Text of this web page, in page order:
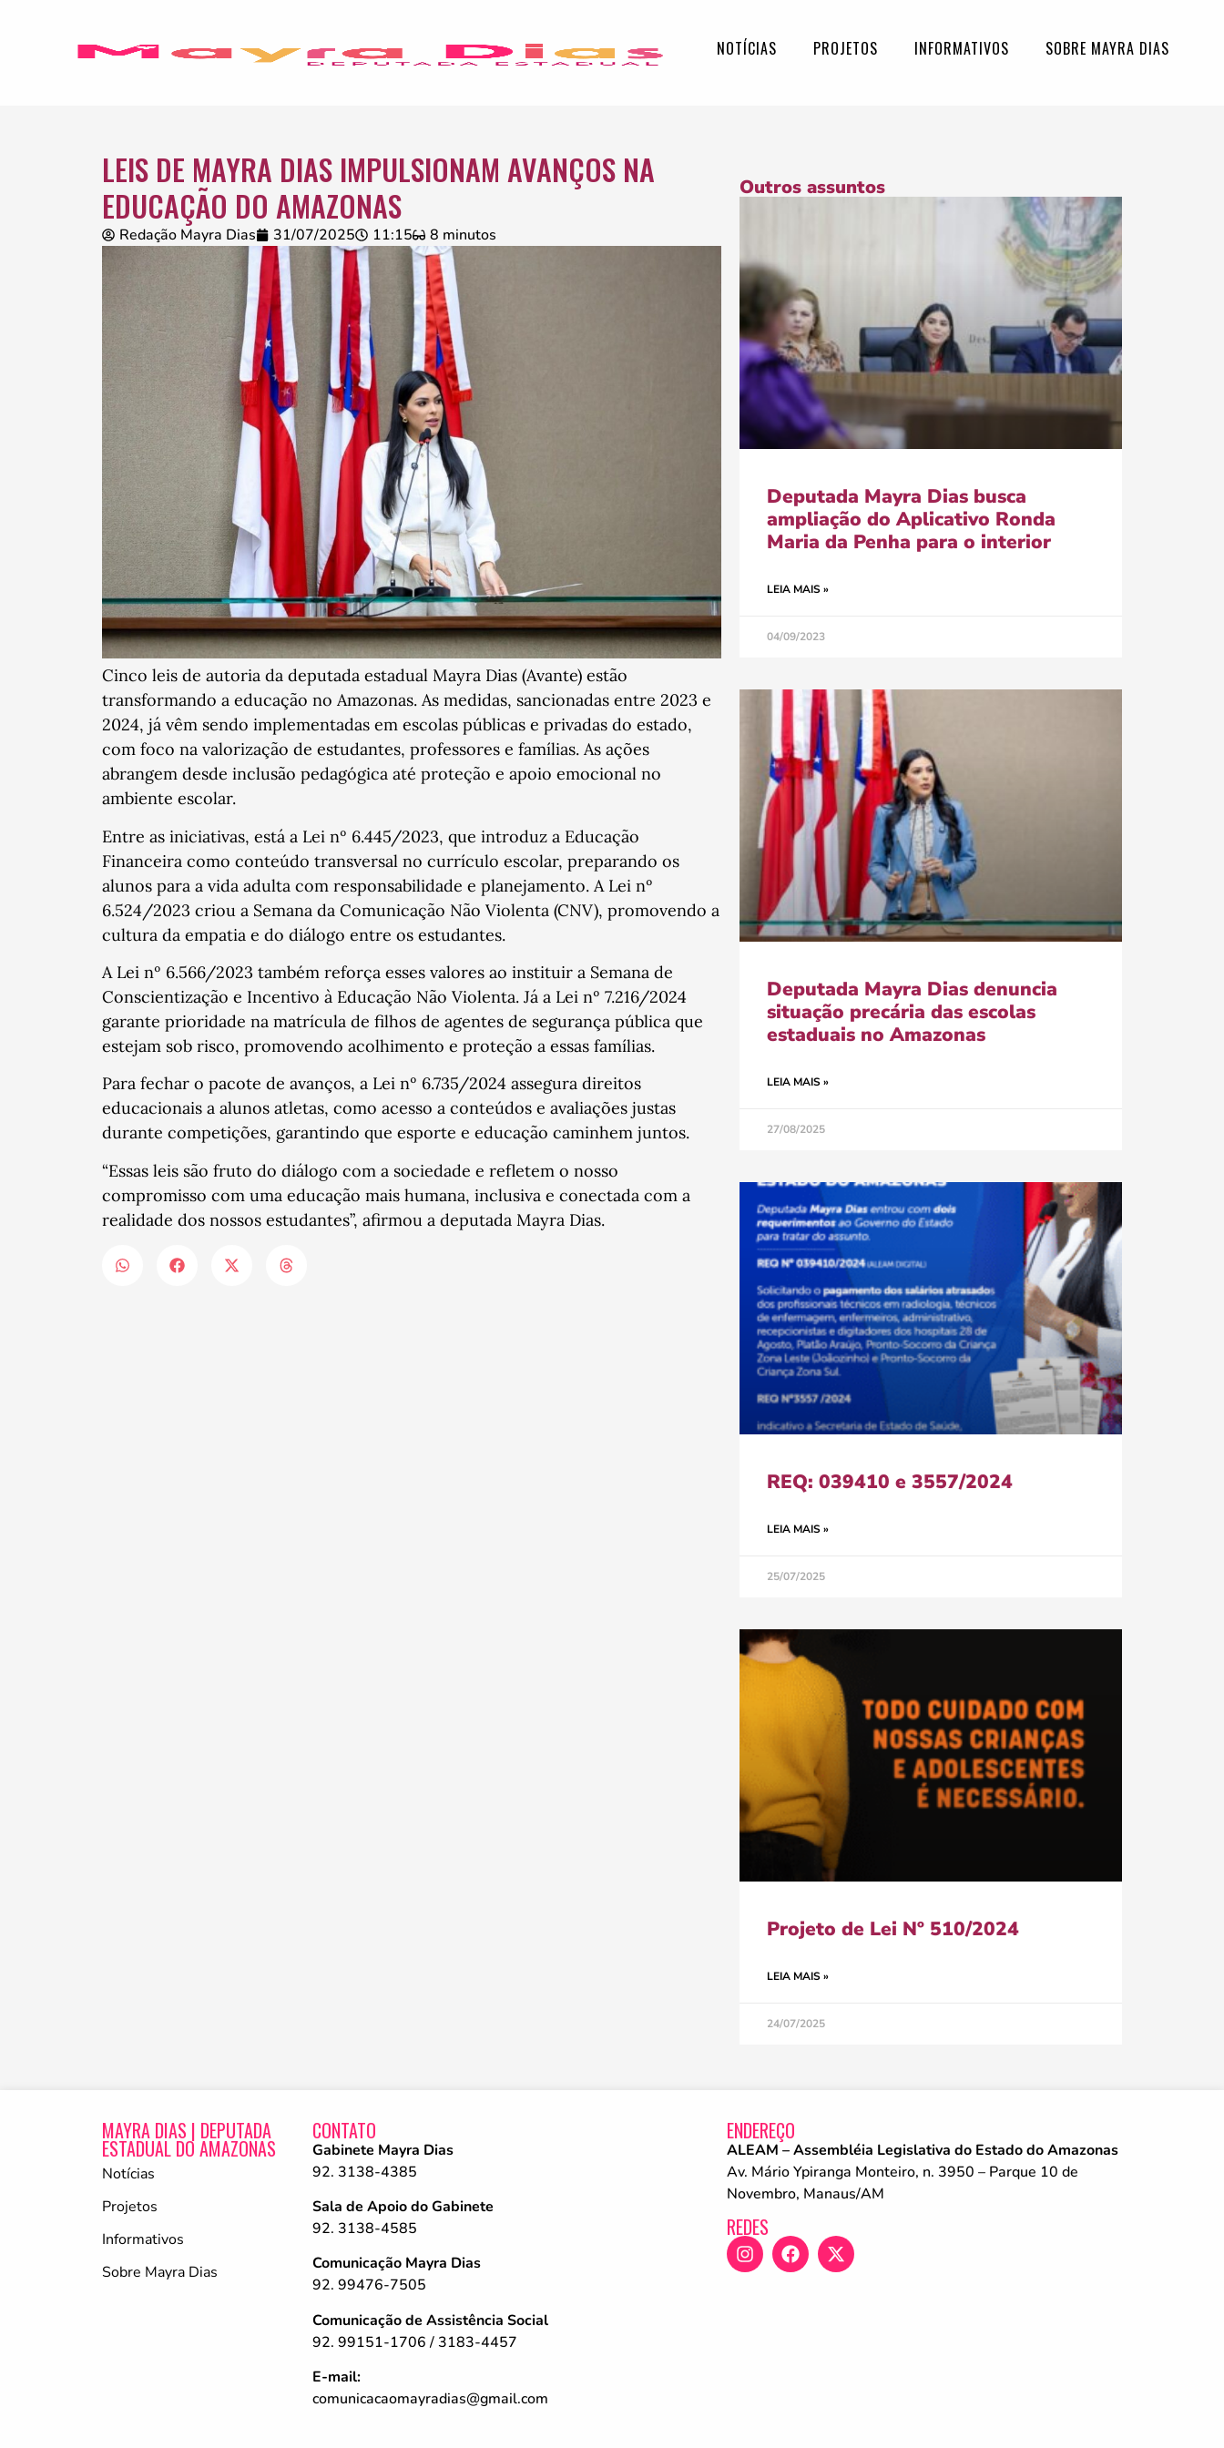
NOTÍCIAS PROJETOS INFORMATIVOS SOBRE MAYRA DIAS
LEIS DE MAYRA DIAS IMPULSIONAM AVANÇOS NA
EDUCAÇÃO DO AMAZONAS
Redação Mayra Dias 31/07/2025 11:15 8 minutos
Cinco leis de autoria da deputada estadual Mayra Dias (Avante) estão
transformando a educação no Amazonas. As medidas, sancionadas entre 2023 e
2024, já vêm sendo implementadas em escolas públicas e privadas do estado,
com foco na valorização de estudantes, professores e famílias. As ações
abrangem desde inclusão pedagógica até proteção e apoio emocional no
ambiente escolar.
Entre as iniciativas, está a Lei nº 6.445/2023, que introduz a Educação
Financeira como conteúdo transversal no currículo escolar, preparando os
alunos para a vida adulta com responsabilidade e planejamento. A Lei nº
6.524/2023 criou a Semana da Comunicação Não Violenta (CNV), promovendo a
cultura da empatia e do diálogo entre os estudantes.
A Lei nº 6.566/2023 também reforça esses valores ao instituir a Semana de
Conscientização e Incentivo à Educação Não Violenta. Já a Lei nº 7.216/2024
garante prioridade na matrícula de filhos de agentes de segurança pública que
estejam sob risco, promovendo acolhimento e proteção a essas famílias.
Para fechar o pacote de avanços, a Lei nº 6.735/2024 assegura direitos
educacionais a alunos atletas, como acesso a conteúdos e avaliações justas
durante competições, garantindo que esporte e educação caminhem juntos.
“Essas leis são fruto do diálogo com a sociedade e refletem o nosso
compromisso com uma educação mais humana, inclusiva e conectada com a
realidade dos nossos estudantes”, afirmou a deputada Mayra Dias.
Outros assuntos
Deputada Mayra Dias busca
ampliação do Aplicativo Ronda
Maria da Penha para o interior
LEIA MAIS »
04/09/2023
Deputada Mayra Dias denuncia
situação precária das escolas
estaduais no Amazonas
LEIA MAIS »
27/08/2025
REQ: 039410 e 3557/2024
LEIA MAIS »
25/07/2025
Projeto de Lei Nº 510/2024
LEIA MAIS »
24/07/2025
MAYRA DIAS | DEPUTADA
ESTADUAL DO AMAZONAS
Notícias
Projetos
Informativos
Sobre Mayra Dias
CONTATO
Gabinete Mayra Dias
92. 3138-4385
Sala de Apoio do Gabinete
92. 3138-4585
Comunicação Mayra Dias
92. 99476-7505
Comunicação de Assistência Social
92. 99151-1706 / 3183-4457
E-mail:
comunicacaomayradias@gmail.com
ENDEREÇO
ALEAM – Assembléia Legislativa do Estado do Amazonas
Av. Mário Ypiranga Monteiro, n. 3950 – Parque 10 de
Novembro, Manaus/AM
REDES